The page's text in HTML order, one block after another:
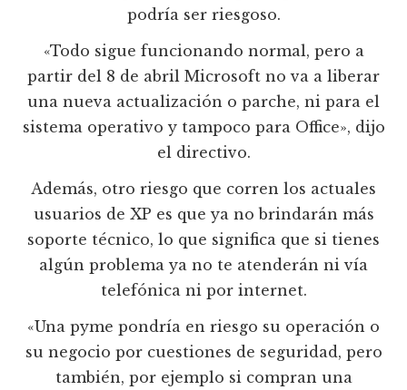
podría ser riesgoso.
«Todo sigue funcionando normal, pero a
partir del 8 de abril Microsoft no va a liberar
una nueva actualización o parche, ni para el
sistema operativo y tampoco para Office», dijo
el directivo.
Además, otro riesgo que corren los actuales
usuarios de XP es que ya no brindarán más
soporte técnico, lo que significa que si tienes
algún problema ya no te atenderán ni vía
telefónica ni por internet.
«Una pyme pondría en riesgo su operación o
su negocio por cuestiones de seguridad, pero
también, por ejemplo si compran una